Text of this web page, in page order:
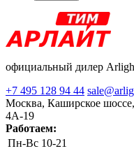
официальный дилер
+7 495 128 94 44
Москва, Каширское
4А-19
Работаем:
Пн-Вс 10-21